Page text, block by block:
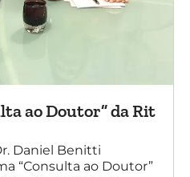
ao Doutor” da Rit
Daniel Benitti
“Consulta ao Doutor”